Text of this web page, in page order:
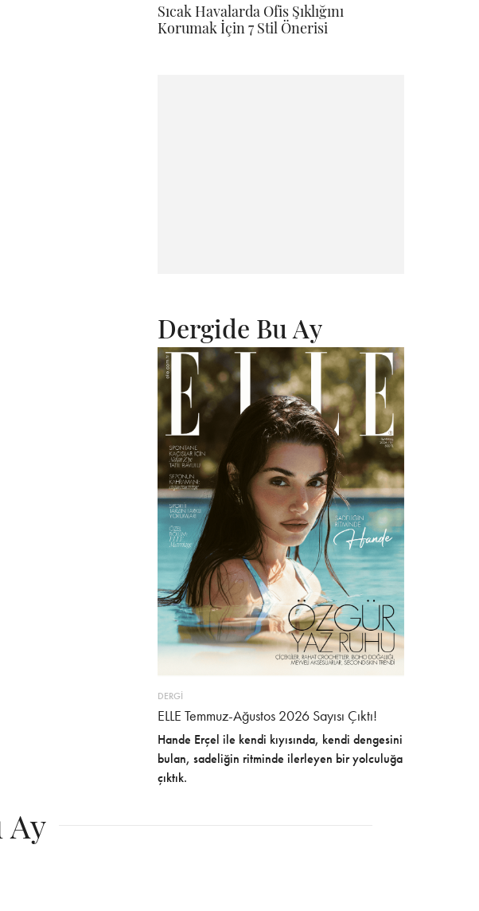
Sıcak Havalarda Ofis Şıklığını
Korumak İçin 7 Stil Önerisi
Dergide Bu Ay
DERGİ
ELLE Temmuz-Ağustos 2026 Sayısı Çıktı!
Hande Erçel ile kendi kıyısında, kendi dengesini
bulan, sadeliğin ritminde ilerleyen bir yolculuğa
çıktık.
Ay